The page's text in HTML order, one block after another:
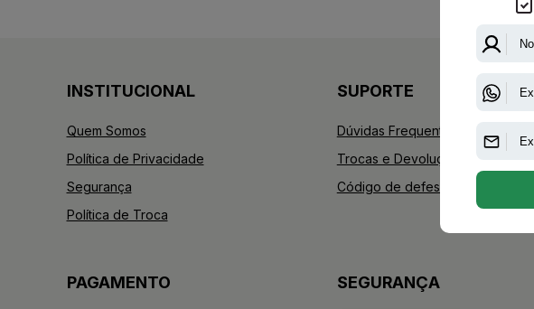
INSTITUCIONAL
Quem Somos
Política de Privacidade
Segurança
Política de Troca
SUPORTE
Dúvidas Frequentes
Trocas e Devoluções
Código de defesa do consumidor
PAGAMENTO SEGURANÇA